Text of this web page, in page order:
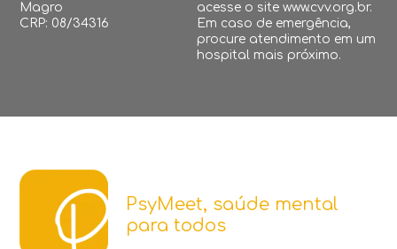
Magro
CRP: 08/34316
acesse o site www.cvv.org.br.
Em caso de emergência,
procure atendimento em um
hospital mais próximo.
PsyMeet, saúde mental
para todos